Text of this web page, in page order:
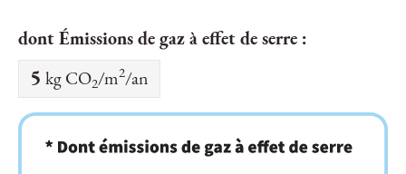
dont Émissions de gaz à effet de serre :
5 kg CO2/m2/an